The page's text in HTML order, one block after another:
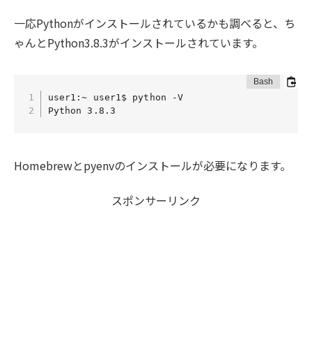
一応Pythonがインストールされているかも調べると、ち
ゃんとPython3.8.3がインストールされています。
user1:~ user1$ python -V
Homebrewとpyenvのインストールが必要になります。
スポンサーリンク